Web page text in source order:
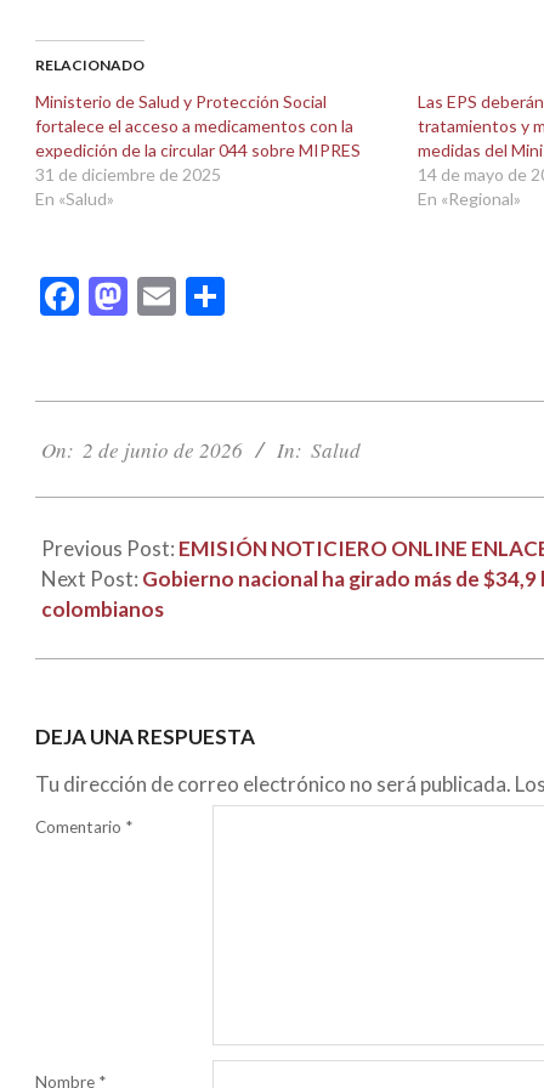
abre
una
ventana
nueva)
abre
una
ventana
nueva)
RELACIONADO
Ministerio de Salud y Protección Social
fortalece el acceso a medicamentos con la
expedición de la circular 044 sobre MIPRES
31 de diciembre de 2025
En «Salud»
Las EPS
tratamientos y
medidas del
14 de mayo de
En «Regional»
Facebook
Mastodon
Email
06-
On: 2 de junio de 2026 In: Salud
Previous Post: EMISIÓN NOTICIERO ONLINE
Next Post: Gobierno nacional ha girado más de
colombianos
DEJA UNA RESPUESTA
Tu dirección de correo electrónico no será publicada.
Comentario *
Nombre *